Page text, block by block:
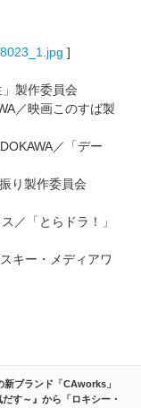
ブランド「CAworks」
す～』から「ロキシー・
]
製作委員会
／映画このすば製
／「デー
り製作委員会
／「とらドラ！」
キー・メディアワ